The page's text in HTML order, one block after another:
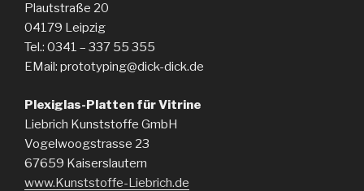
Plautstraße 20
04179 Leipzig
Tel.: 0341 – 337 55 355
EMail: prototyping@dick-dick.de
Plexiglas-Platten für Vitrine
Liebrich Kunststoffe GmbH
Vogelwoogstrasse 23
67659 Kaiserslautern
www.Kunststoffe-Liebrich.de